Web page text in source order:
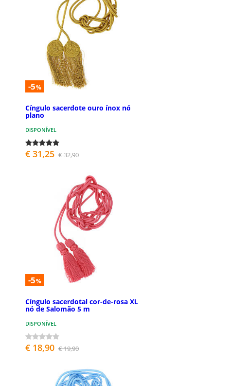
-5%
Cíngulo sacerdote ouro ínox nó
plano
DISPONÍVEL
€ 31,25 € 32,90
-5%
Cíngulo sacerdotal cor-de-rosa XL
nó de Salomão 5 m
DISPONÍVEL
€ 18,90 € 19,90